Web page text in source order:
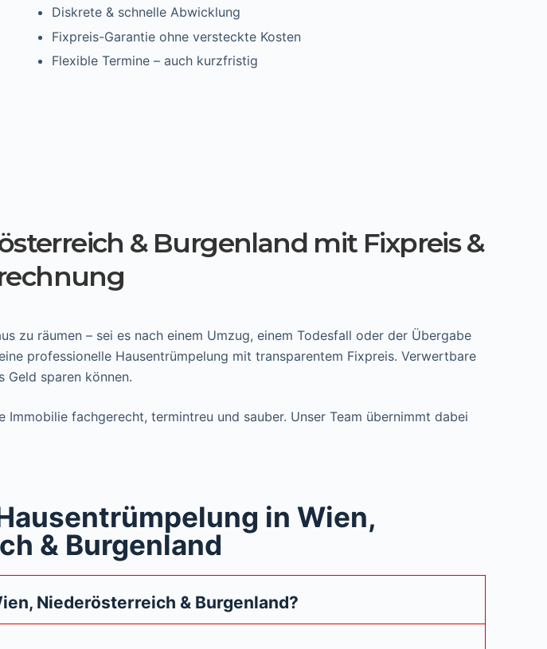
Diskrete & schnelle Abwicklung
Fixpreis-Garantie ohne versteckte Kosten
Flexible Termine – auch kurzfristig
& Burgenland mit Fixpreis &
zu räumen – sei es nach einem Umzug, einem Todesfall oder der Übergabe
professionelle Hausentrümpelung mit transparentem Fixpreis. Verwertbare
Geld sparen können.
fachgerecht, termintreu und sauber. Unser Team übernimmt dabei
in Wien,
& Burgenland
Niederösterreich & Burgenland?